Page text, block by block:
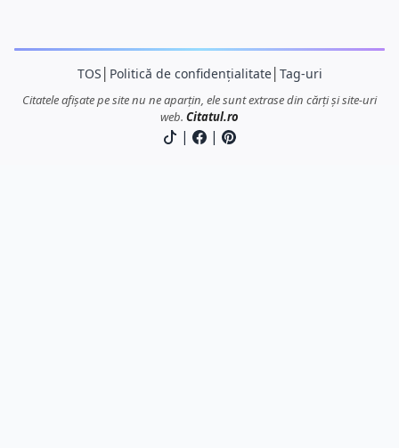
TOS Politică de confidențialitate│ Tag-uri
Citatele afișate pe site nu ne aparțin, ele sunt extrase din cărți și site-uri
web. Citatul.ro
| |